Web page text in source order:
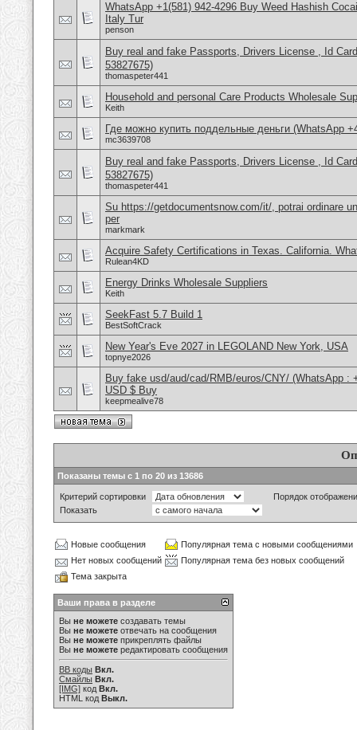
WhatsApp +1(581) 942-4296 Buy Weed Hashish
Italy Tur
penson
Buy real and fake Passports, Drivers License , Id
53827675)
thomaspeter441
Household and personal Care Products Wholesale
Keith
Где можно купить поддельные деньги (WhatsApp
mc3639708
Buy real and fake Passports, Drivers License , Id
53827675)
thomaspeter441
Su https://getdocumentsnow.com/it/, potrai ordinare
per
markmark
Acquire Safety Certifications in Texas. California.
Rulean4KD
Energy Drinks Wholesale Suppliers
Keith
SeekFast 5.7 Build 1
BestSoftCrack
New Year's Eve 2027 in LEGOLAND New York, USA
topnye2026
Buy fake usd/aud/cad/RMB/euros/CNY/ (WhatsApp :
USD $ Buy
keepmealive78
Показаны темы с 1 по 20 из 13686
Критерий сортировки
Порядок
Показать
Новые сообщения
Популярная тема с новыми сообщениями
Нет новых сообщений
Популярная тема без новых сообщений
Тема закрыта
Ваши права в разделе
Вы не можете создавать темы
Вы не можете отвечать на сообщения
Вы не можете прикреплять файлы
Вы не можете редактировать сообщения
BB коды Вкл.
Смайлы Вкл.
[IMG] код Вкл.
HTML код Выкл.